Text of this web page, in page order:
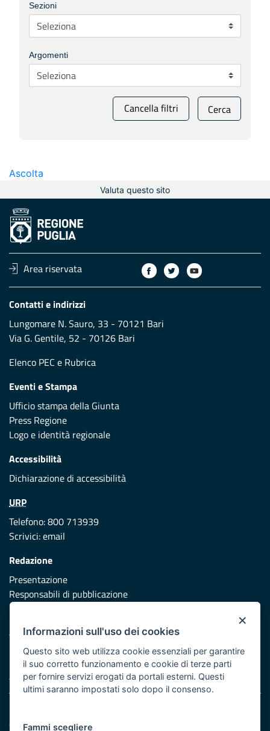
Sezioni
Argomenti
Cancella filtri Cerca
Ascolta
Valuta questo sito
Area riservata
Contatti e indirizzi
Lungomare N. Sauro, 33 - 70121 Bari
Via G. Gentile, 52 - 70126 Bari
Elenco PEC e Rubrica
Eventi e Stampa
Ufficio stampa della Giunta
Press Regione
Logo e identità regionale
Accessibilità
Dichiarazione di accessibilità
URP
Telefono: 800 713939
Scrivici:email
Redazione
Presentazione
Responsabili di pubblicazione
Vai al sito di Protezione Civile Puglia
Iniziativa finanziata con risorse del POR Puglia 2014/2020 -
Asse XI
Cookie e privacy
×
Informazioni sull'uso dei cookies
Questo sito web utilizza cookie essenziali per garantire
il suo corretto funzionamento e cookie di terze parti
per fornire servizi erogati da portali esterni. Questi
ultimi saranno impostati solo dopo il consenso.
Fammi scegliere